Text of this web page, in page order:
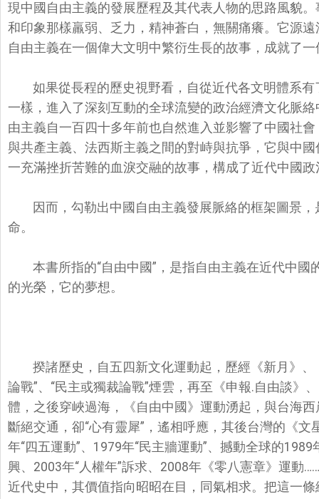
現中國自由主義的發展歷程及其代表人物的思路風貌。
和印象那樣羸弱、乏力，精神蒼白，無關痛癢。它源
自由主義在一個偉大文明中繁衍生長的故事，成就了
如果從長程的歷史視野看，自從近代各文明體系
一樣，進入了深刻互動的全球流變的政治經濟文化脈
由主義自一百四十多年前也自然進入並影響了中國社
與共產主義、法西斯主義之間的對峙與抗爭，它與中
一充滿挫折苦難的血淚交融的故事，構成了近代中國
因而，勾勒出中國自由主義發展脈絡的框架圖景
命。
本書所指的“自由中國”， 是指自由主義在近代中國
的光榮，它的夢想。
揆諸歷史，自五四新文化運動起，歷經《新月》
論戰”、“民主或獨裁論戰”煙雲，再至《申報.自由談》
體，之後穿峽過海，《自由中國》運動湧起，與台海
斷絕交通，卻“心有靈犀”，遙相呼應，其後台灣的《
年“四五運動”、1979年“民主牆運動”、撼動全球的
興、2003年“人權年”訴求、2008年《零八憲章》運動
近代史中，其價值指向昭昭在目，同氣相求。 把這一條